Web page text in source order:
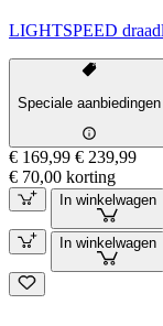
LIGHTSPEED
Speciale aanbiedingen
€ 169,99 € 239,99
€ 70,00 korting
In winkelwagen
In winkelwagen